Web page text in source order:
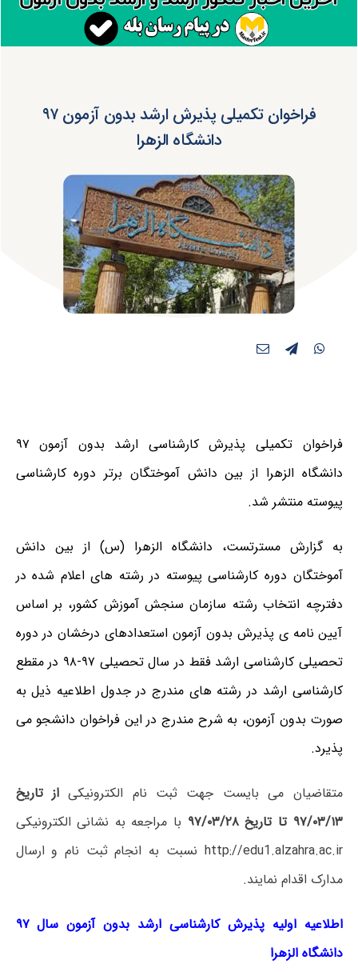
فراخوان تکمیلی پذیرش ارشد بدون آزمون ۹۷
دانشگاه الزهرا
فراخوان تکمیلی پذیرش کارشناسی ارشد بدون آزمون ۹۷
دانشگاه الزهرا از بین دانش آموختگان برتر دوره کارشناسی
پیوسته منتشر شد.
به گزارش مسترتست، دانشگاه الزهرا (س) از بین دانش
آموختگان دوره کارشناسی پیوسته در رشته های اعلام شده در
دفترچه انتخاب رشته سازمان سنجش آموزش کشور، بر اساس
آیین نامه ی پذیرش بدون آزمون استعدادهای درخشان در دوره
تحصیلی کارشناسی ارشد
فقط در سال تحصیلی ۹۷-۹۸ در مقطع
کارشناسی ارشد در رشته های مندرج در جدول اطلاعیه ذیل به
صورت بدون آزمون، به شرح مندرج در این فراخوان دانشجومی
پذیرد.
متقاضیان می بایست جهت ثبت نام الکترونیکیاز تاریخ
۹۷/۰۳/۱۳ تا
تاریخ ۹۷/۰۳/۲۸
با مراجعه به نشانی الکترونیکی
http://edu1.alzahra.ac.ir نسبت به انجام ثبت نام و ارسال
مدارک اقدام نمایند.
اطلاعیه اولیه پذیرش کارشناسی ارشد بدون آزمون سال ۹۷
دانشگاه الزهرا